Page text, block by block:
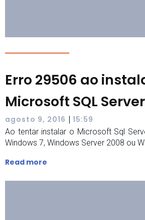
Erro 29506 ao
Microsoft SQL Server
agosto 9, 2016 | 15:59
Ao tentar instalar o Microsoft Sql
Windows 7, Windows Server 2008 ou
Read more